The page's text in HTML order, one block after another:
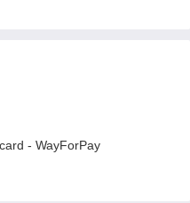
- WayForPay